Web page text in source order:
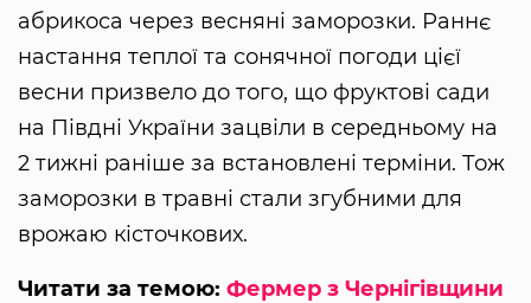
абрикоса через весняні заморозки. Раннє
настання теплої та сонячної погоди цієї
весни призвело до того, що фруктові сади
на Півдні України зацвіли в середньому на
2 тижні раніше за встановлені терміни. Тож
заморозки в травні стали згубними для
врожаю кісточкових.
Читати за темою: Фермер з Чернігівщини